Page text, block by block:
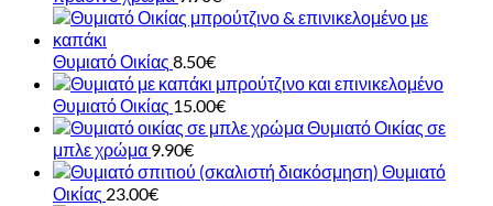
Θυμιατό Οικίας 8.50€
Θυμιατό Οικίας 15.00€
Θυμιατό Οικίας σε
μπλε χρώμα 9.90€
Θυμιατό
Οικίας 23.00€